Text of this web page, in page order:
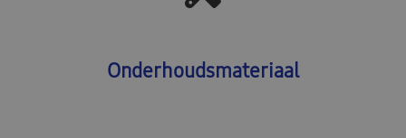
Onderhoudsmateriaal